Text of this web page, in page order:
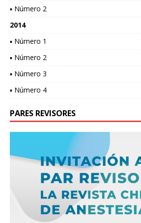
▪ Número 2
2014
▪ Número 1
▪ Número 2
▪ Número 3
▪ Número 4
PARES REVISORES